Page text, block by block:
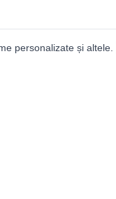
personalizate și altele.